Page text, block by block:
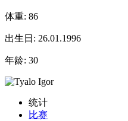
体重: 86
出生日: 26.01.1996
年龄: 30
统计
比赛